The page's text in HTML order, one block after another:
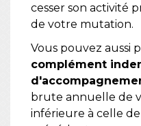
cesser son activité
de votre mutation.
Vous pouvez aussi
complément
brute annuelle de
inférieure à celle